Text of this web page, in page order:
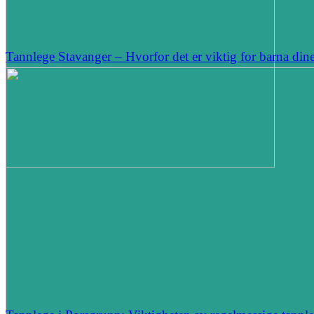
Tannlege Stavanger – Hvorfor det er viktig for barna